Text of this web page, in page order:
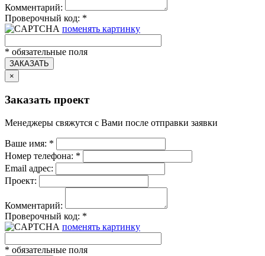
Комментарий:
Проверочный код: *
поменять картинку
* обязательные поля
ЗАКАЗАТЬ
×
Заказать проект
Менеджеры свяжутся с Вами после отправки заявки
Ваше имя: *
Номер телефона: *
Email адрес:
Проект:
Комментарий:
Проверочный код: *
поменять картинку
* обязательные поля